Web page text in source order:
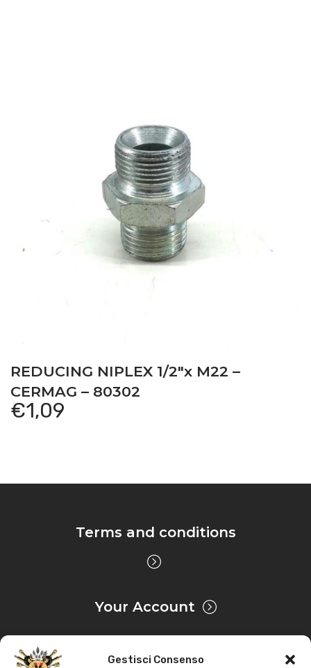
Gestisci Consenso
REDUCING NIPLEX 1/2″x M22 –
CERMAG – 80302
€1,09
Terms and conditions
Your Account
Privacy & Cookie